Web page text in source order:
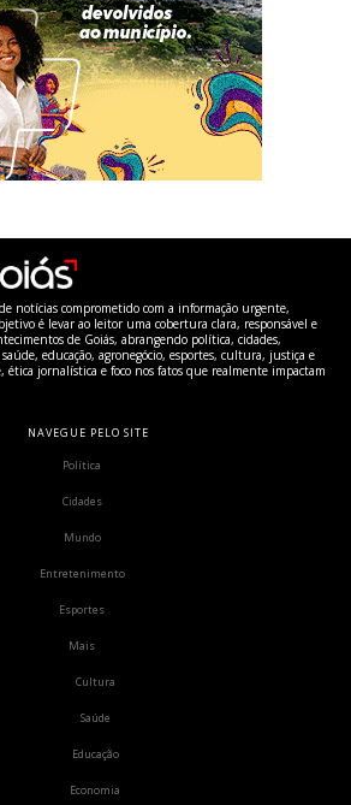
notícias comprometido com a informação urgente,
é levar ao leitor uma cobertura clara, responsável e
de Goiás, abrangendo política, cidades,
educação, agronegócio, esportes, cultura, justiça e
ética jornalística e foco nos fatos que realmente impactam
NAVEGUE PELO SITE
Política
Cidades
Mundo
Entretenimento
Esportes
Mais
Cultura
Saúde
Educação
Economia